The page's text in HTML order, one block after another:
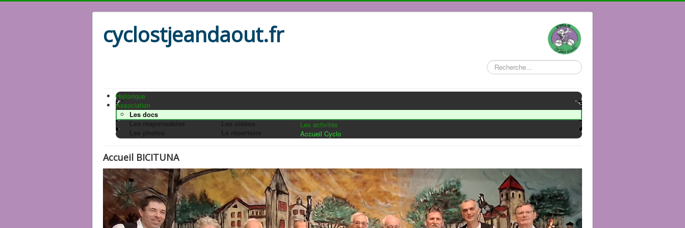
cyclostjeandaout.fr
Rechercher
Historique
Association
Les docs
Les responsables
Les vidéos
Les activités
Accueil Cyclo
Accueil BICITUNA